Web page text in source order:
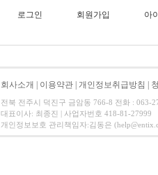
로그인 회원가입 아
회사소개 이용약관 개인정보취급방침
전북 전주시 덕진구 금암동 766-8 전화 : 063-
대표이사: 최종진 | 사업자번호 418-81-27999
개인정보보호 관리책임자:김동은